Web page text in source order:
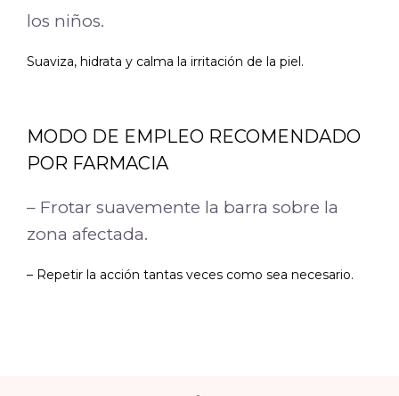
los niños.
Suaviza, hidrata y calma la irritación de la piel.
MODO DE EMPLEO RECOMENDADO
POR FARMACIA
– Frotar suavemente la barra sobre la
zona afectada.
– Repetir la acción tantas veces como sea necesario.